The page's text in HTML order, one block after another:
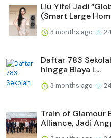
Liu Yifei Jadi
(Smart Large
3 months ago
Daftar 783
hingga Biaya L...
3 months ago
Train of Glamour
Alliance, Jadi